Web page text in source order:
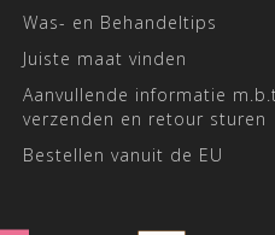
Was- en Behandeltips
Juiste maat vinden
Aanvullende informatie
verzenden en retour sturen
Bestellen vanuit de EU